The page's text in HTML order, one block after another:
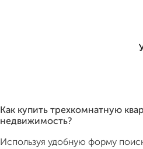
Как купить трехкомнатную
недвижимость?
Используя удобную форму